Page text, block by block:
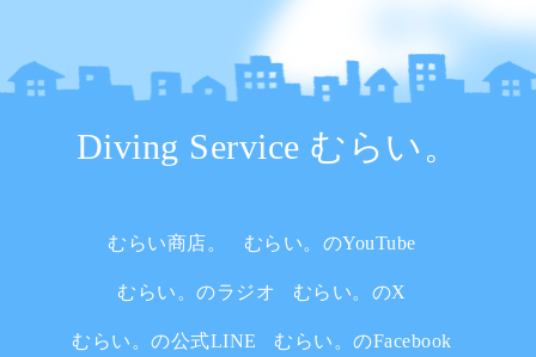
Diving Service むらい。
むらい商店。 むらい。のYouTube
むらい。のラジオ むらい。のX
むらい。の公式LINE むらい。のFacebook